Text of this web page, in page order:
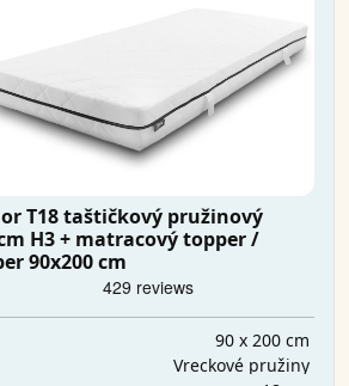
T18 taštičkový pružinový
H3 + matracový topper /
90x200 cm
90 x 200 cm
Vreckové pružiny